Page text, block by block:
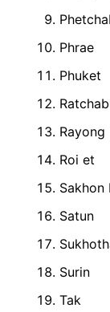
Phrae
Phuket
Rayong
Roi et
Sakhon
Satun
Surin
Tak